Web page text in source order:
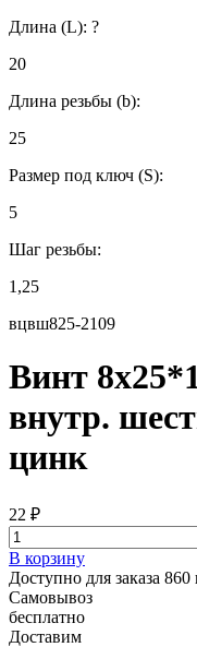
Длина (L): ?
20
Длина резьбы (b):
25
Размер под ключ (S):
5
Шаг резьбы:
1,25
вцвш825-2109
Винт
внутр.
цинк
22 ₽
В корзину
Доступно для заказа
Самовывоз
бесплатно
Доставим